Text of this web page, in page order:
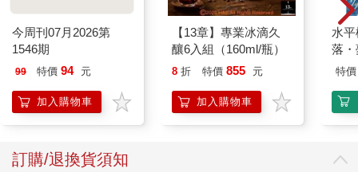
今周刊07月2026第
1546期
99 特價 94 元
加入購物車
【13章】專業冰滴久
釀6入組（160ml/瓶）
8 折 特價 855 元
加入購物車
水
落
特價
訂購/退換貨須知